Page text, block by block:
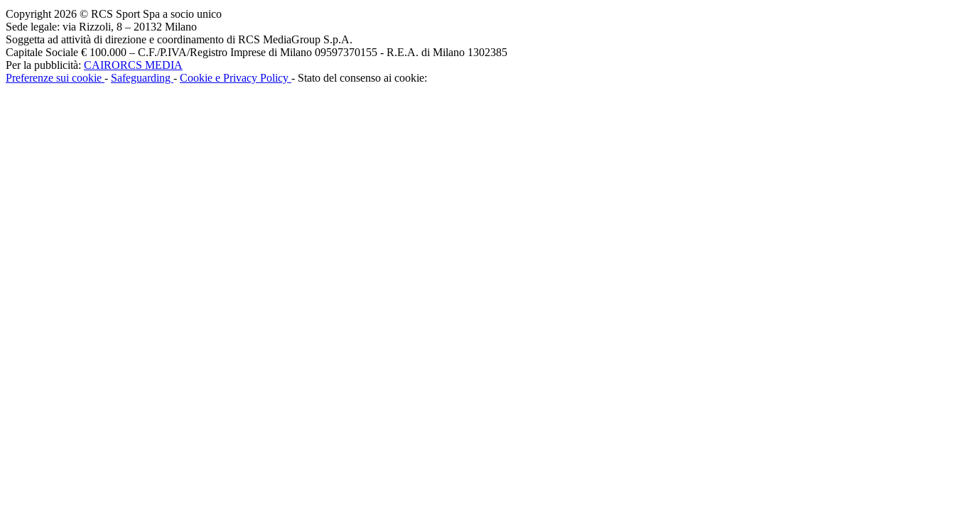
Copyright 2026 © RCS Sport Spa a socio unico
Sede legale: via Rizzoli, 8 – 20132 Milano
Soggetta ad attività di direzione e coordinamento di RCS MediaGroup S.p.A.
Capitale Sociale € 100.000 – C.F./P.IVA/Registro Imprese di Milano 09597370155 - R.E.A. di Milano 1302385
Per la pubblicità: CAIRORCS MEDIA
Preferenze sui cookie - Safeguarding - Cookie e Privacy Policy - Stato del consenso ai cookie: